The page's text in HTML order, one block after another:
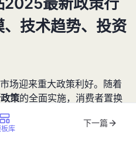
技术趋势、投资
场迎来重大政策利好。随着
策的全面实施，消费者置换
业正经历一场由政策驱动的结
会数据，2025年一季度全国
库
下一篇